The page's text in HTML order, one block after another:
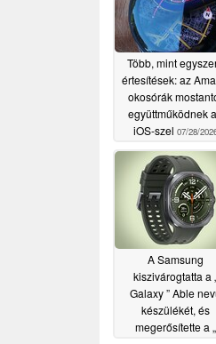
Több, mint
értesítések: az
okosórák
együttműködnek
iOS-szel 07/28/
A Samsung
kiszivárogtatta a
Galaxy ” Able
készülékét, és
megerősítette a „